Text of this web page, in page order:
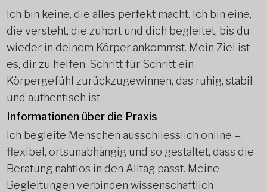
Ich bin keine, die alles perfekt macht. Ich bin eine,
die versteht, die zuhört und dich begleitet, bis du
wieder in deinem Körper ankommst. Mein Ziel ist
es, dir zu helfen, Schritt für Schritt ein
Körpergefühl zurückzugewinnen, das ruhig, stabil
und authentisch ist.
Informationen über die Praxis
Ich begleite Menschen ausschliesslich online –
flexibel, ortsunabhängig und so gestaltet, dass die
Beratung nahtlos in den Alltag passt. Meine
Begleitungen verbinden wissenschaftlich